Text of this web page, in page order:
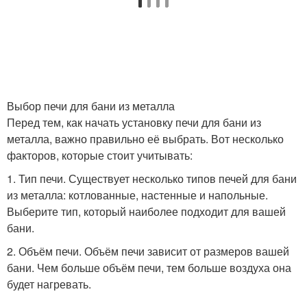
Выбор печи для бани из металла
Перед тем, как начать установку печи для бани из
металла, важно правильно её выбрать. Вот несколько
факторов, которые стоит учитывать:
1. Тип печи. Существует несколько типов печей для бани
из металла: котлованные, настенные и напольные.
Выберите тип, который наиболее подходит для вашей
бани.
2. Объём печи. Объём печи зависит от размеров вашей
бани. Чем больше объём печи, тем больше воздуха она
будет нагревать.